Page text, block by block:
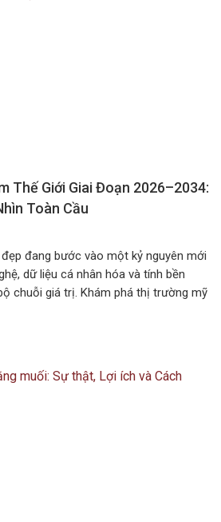
Thế Giới Giai Đoạn 2026–2034:
Toàn Cầu
đang bước vào một kỷ nguyên mới
dữ liệu cá nhân hóa và tính bền
chuỗi giá trị. Khám phá thị trường mỹ